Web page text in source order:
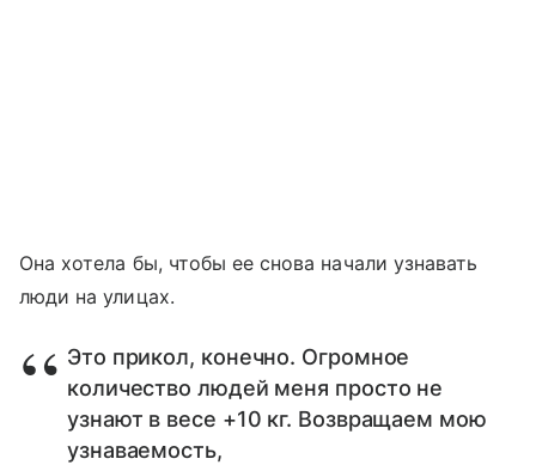
Она хотела бы, чтобы ее снова начали узнавать
люди на улицах.
Это прикол, конечно. Огромное
количество людей меня просто не
узнают в весе +10 кг. Возвращаем мою
узнаваемость,